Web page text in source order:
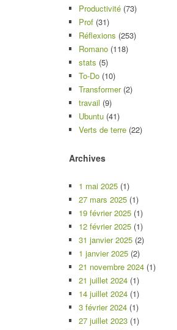
Productivité (73)
Prof (31)
Réflexions (253)
Romano (118)
stats (5)
To-Do (10)
Transformer(2)
travail (9)
Ubuntu (41)
Verts de terre (22)
Archives
1 mai 2025 (1)
27 mars 2025 (1)
19 février 2025 (1)
12 février 2025 (1)
31 janvier 2025 (2)
1 janvier 2025 (2)
21 novembre 2024 (1)
21 juillet 2024 (1)
14 juillet 2024 (1)
3 février 2024 (1)
27 juillet 2023 (1)